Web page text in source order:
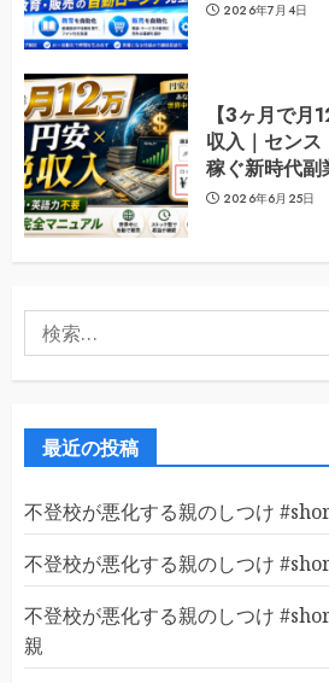
2026年7月4日
【3ヶ月で
収入｜セン
稼ぐ新時代副
2026年6月25日
索:
最近の投稿
不登校が悪化する親のしつけ
不登校が悪化する親のしつけ
不登校が悪化する親のしつけ
親